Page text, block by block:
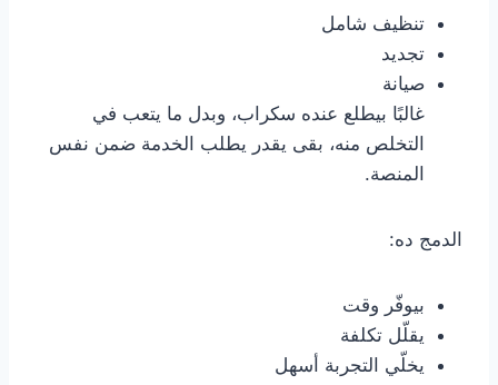
تنظيف شامل
تجديد
صيانة
غالبًا بيطلع عنده سكراب، وبدل ما يتعب في
التخلص منه، بقى يقدر يطلب الخدمة ضمن نفس
المنصة.
الدمج ده:
بيوفّر وقت
يقلّل تكلفة
يخلّي التجربة أسهل